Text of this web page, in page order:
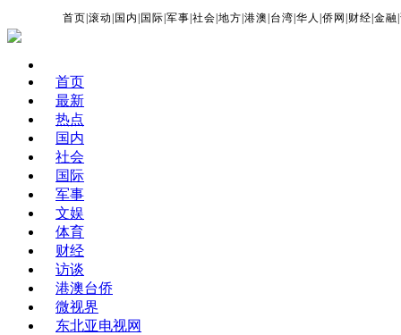
首页 |滚动 国内 国际 |军事 |社会 |地方 |港澳 台湾 |华人 |侨网 财经 |金融 |
首页
最新
热点
国内
社会
国际
军事
文娱
体育
财经
访谈
港澳台侨
微视界
东北亚电视网